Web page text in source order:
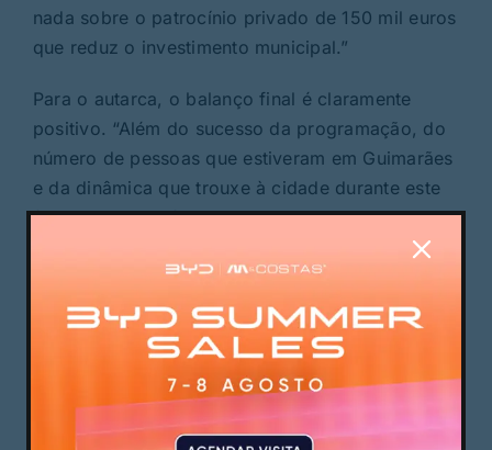
nada sobre o patrocínio privado de 150 mil euros
que reduz o investimento municipal.”
Para o autarca, o balanço final é claramente
positivo. “Além do sucesso da programação, do
número de pessoas que estiveram em Guimarães
e da dinâmica que trouxe à cidade durante este
fim de semana, foi uma iniciativa cultural capaz
privado. Por todas estas razões, foi uma aposta
ganha.”
PUBLICIDADE